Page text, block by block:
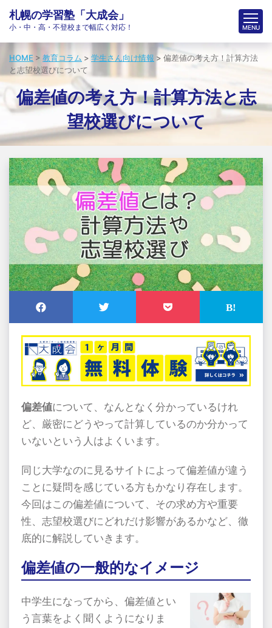
札幌の学習塾「大成会」
小・中・高・不登校まで幅広く対応！
HOME > 教育コラム > 学生さん向け情報 > 偏差値の考え方！計算方法
と志望校選びについて
偏差値の考え方！計算方法と志
望校選びについて
偏差値について、なんとなく分かっているけれ
ど、厳密にどうやって計算しているのか分かって
いないという人はよくいます。
同じ大学なのに見るサイトによって偏差値が違う
ことに疑問を感じている方もかなり存在します。
今回はこの偏差値について、その求め方や重要
性、志望校選びにどれだけ影響があるかなど、徹
底的に解説していきます。
偏差値の一般的なイメージ
中学生になってから、偏差値とい
う言葉をよく聞くようになりま